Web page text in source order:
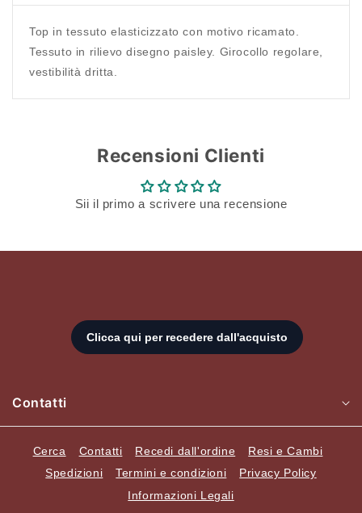
Top in tessuto elasticizzato con motivo ricamato.
Tessuto in rilievo disegno paisley. Girocollo regolare,
vestibilità dritta.
Recensioni Clienti
Sii il primo a scrivere una recensione
Contatti
Cerca Contatti Recedi dall'ordine
Resi e Cambi
Spedizioni
Termini e condizioni
Privacy Policy
Informazioni Legali